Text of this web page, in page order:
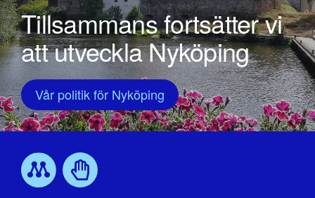
Tillsammans fortsätter vi
att utveckla Nyköping
Vår politik för Nyköping